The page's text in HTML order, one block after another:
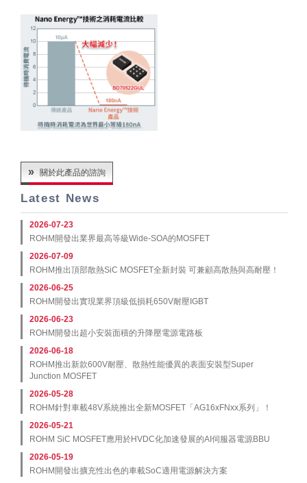
關於此產品的諮詢
Latest News
2026-07-23
ROHM開發出業界最高等級Wide-SOA的MOSFET
2026-07-09
ROHM推出頂部散熱SiC MOSFET全新封裝 可兼顧高散熱與高耐壓！
2026-06-25
ROHM開發出實現業界頂級低損耗650V耐壓IGBT
2026-06-23
ROHM開發出超小安裝面積的升降壓電源電路板
2026-06-18
ROHM推出新款600V耐壓、散熱性能優異的表面安裝型Super
Junction MOSFET
2026-05-28
ROHM針對車載48V系統推出全新MOSFET「AG16xFNxx系列」！
2026-05-21
ROHM SiC MOSFET應用於HVDC化加速發展的AI伺服器電源BBU
2026-05-19
ROHM開發出擴充性出色的車載SoC適用電源解決方案